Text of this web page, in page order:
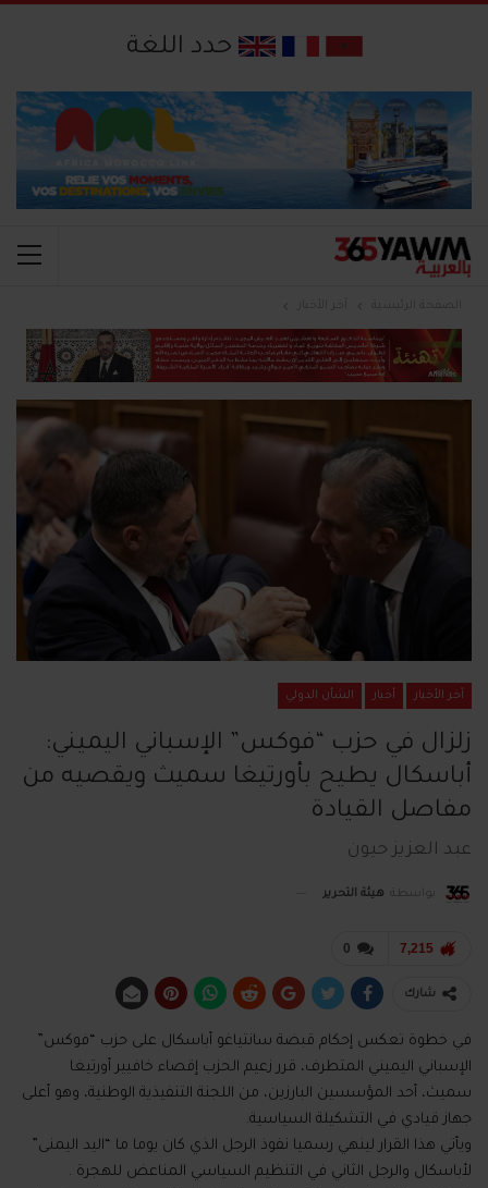
حدد اللغة
الصفحة الرئيسية
آخر الأخبار أخبار الشأن الدولي
زلزال في حزب “فوكس” الإسباني اليميني:
أباسكال يطيح بأورتيغا سميث ويقصيه من
مفاصل القيادة
عبد العزيز حيون
بواسطة هيئة التحرير
0 7,215
شارك
في خطوة تعكس إحكام قبضة سانتياغو أباسكال على حزب “فوكس”
الإسباني اليميني المتطرف، قرر زعيم الحزب إقصاء خافيير أورتيغا
سميث، أحد المؤسسين البارزين، من اللجنة التنفيذية الوطنية، وهو أعلى
جهاز قيادي في التشكيلة السياسية.
ويأتي هذا القرار لينهي رسميا نفوذ الرجل الذي كان يوما ما “اليد اليمنى”
لأباسكال والرجل الثاني في التنظيم السياسي المناعض للهجرة .